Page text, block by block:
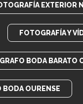
EXTERIOR
FOTOGRAFÍA Y
BODA BARATO
BODA OURENSE